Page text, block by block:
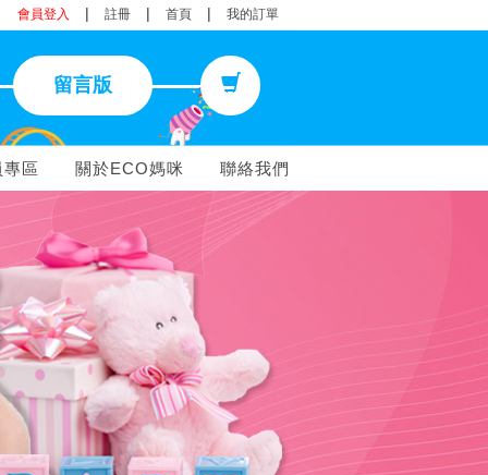
會員登入 | 註冊 | 首頁 | 我的訂單
留言版
區 關於ECO媽咪 聯絡我們